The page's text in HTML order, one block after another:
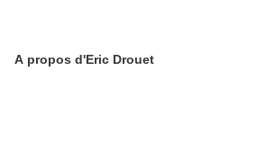
A propos d'Eric Drouet